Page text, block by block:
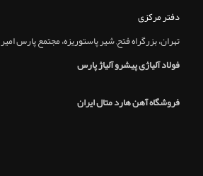
دفتر مرکزی
تهران، بزرگراه فتح, شير پاستوريزه، مجتمع پارس امير
فولاد آلیاژی پیشرو آلیاژ پارس
فروشگاه آهن هارد متال ایران